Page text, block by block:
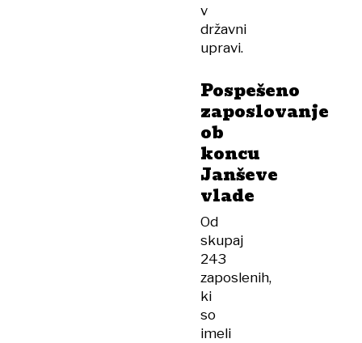
v
državni
upravi.
Pospešeno
zaposlovanje
ob
koncu
Janševe
vlade
Od
skupaj
243
zaposlenih,
ki
so
imeli